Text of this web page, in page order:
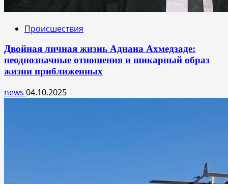
Происшествия
Двойная личная жизнь Аднана Ахмедзаде:
неоднозначные отношения и шикарный образ
жизни приближенных
news 04.10.2025